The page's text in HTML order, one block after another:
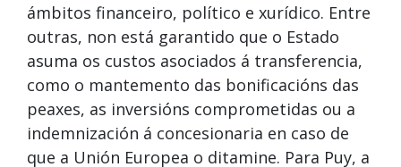
ámbitos financeiro, político e xurídico. Entre
outras, non está garantido que o Estado
asuma os custos asociados á transferencia,
como o mantemento das bonificacións das
peaxes, as inversións comprometidas ou a
indemnización á concesionaria en caso de
que a Unión Europea o ditamine. Para Puy, a